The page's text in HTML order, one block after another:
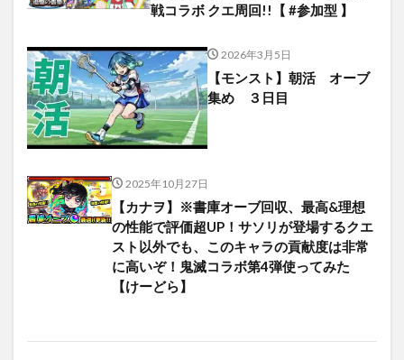
戦コラボ クエ周回!!【 #参加型 】
2026年3月5日
【モンスト】朝活 オーブ
集め ３日目
2025年10月27日
【カナヲ】※書庫オーブ回収、最高&理想
の性能で評価超UP！サソリが登場するクエ
スト以外でも、このキャラの貢献度は非常
に高いぞ！鬼滅コラボ第4弾使ってみた
【けーどら】